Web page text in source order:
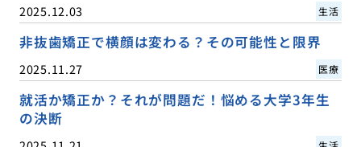
2025.12.03 生活
非抜歯矯正で横顔は変わる？その可能性と限界
2025.11.27 医療
就活か矯正か？それが問題だ！悩める大学3年生
の決断